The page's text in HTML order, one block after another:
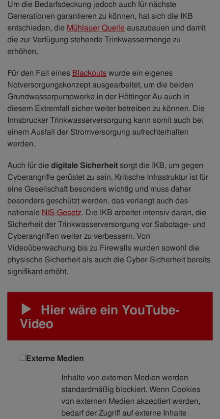
Um die Bedarfsdeckung jedoch auch für nächste
Generationen garantieren zu können, hat sich die IKB
entschieden, die Mühlauer Quelle auszubauen und damit
die zur Verfügung stehende Trinkwassermenge zu
erhöhen.
Für den Fall eines Blackoutswurde ein eigenes
Notversorgungskonzept ausgearbeitet, um die beiden
Grundwasserpumpwerke in der Höttinger Au auch in
diesem Extremfall sicher weiter betreiben zu können. Die
Innsbrucker Trinkwasserversorgung kann somit auch bei
einem Ausfall der Stromversorgung aufrechterhalten
werden.
Auch für die digitale Sicherheitsorgt die IKB, um gegen
Cyberangriffe gerüstet zu sein. Kritische Infrastruktur ist für
eine Gesellschaft besonders wichtig und muss daher
besonders geschützt werden, das verlangt auch das
nationale NIS-Gesetz. Die IKB arbeitet intensiv daran, die
Sicherheit der Trinkwasserversorgung vor Sabotage- und
Cyberangriffen weiter zu verbessern. Von
Videoüberwachung bis zu Firewalls wurden sowohl die
physische Sicherheit als auch die Cyber-Sicherheit bereits
signifikant erhöht.
Hier wäre ein YouTube-
Video
Externe Medien
Inhalte von externen Medien werden
standardmäßig blockiert. Wenn Cookies
von externen Medien akzeptiert werden,
bedarf der Zugriff auf externe Inhalte